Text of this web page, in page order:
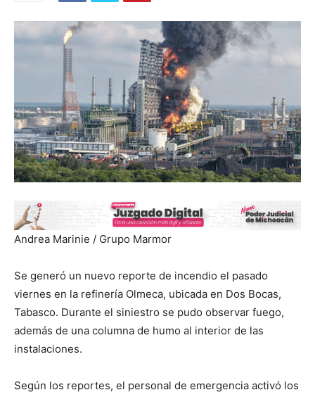
Andrea Marinie / Grupo Marmor
Se generó un nuevo reporte de incendio el pasado
viernes en la refinería Olmeca, ubicada en Dos Bocas,
Tabasco. Durante el siniestro se pudo observar fuego,
además de una columna de humo al interior de las
instalaciones.
Según los reportes, el personal de emergencia activó los